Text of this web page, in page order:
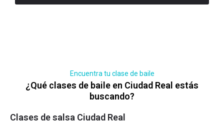
Encuentra tu clase de baile
¿Qué clases de baile en Ciudad Real estás
buscando?
Clases de salsa Ciudad Real